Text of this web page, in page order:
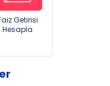
Getirisi
Hesapla